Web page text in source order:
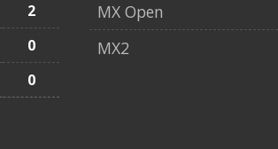
2
0
0
MX Open
MX2